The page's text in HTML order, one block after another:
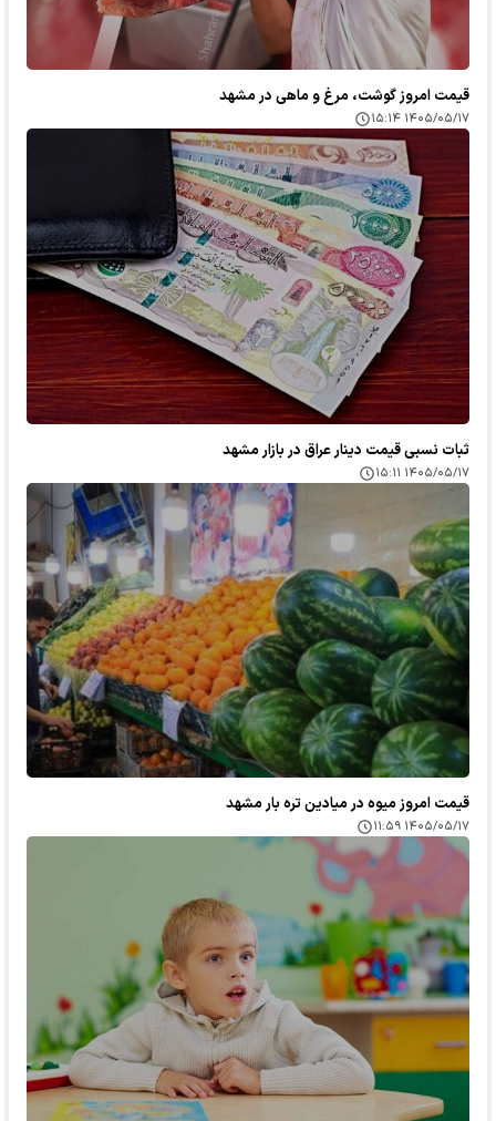
قیمت امروز گوشت، مرغ و ماهی در مشهد
۱۴۰۵/۰۵/۱۷ ۱۵:۱۴
ثبات نسبی قیمت دینار عراق در بازار مشهد
۱۴۰۵/۰۵/۱۷ ۱۵:۱۱
قیمت امروز میوه در میادین تره بار مشهد
۱۴۰۵/۰۵/۱۷ ۱۱:۵۹